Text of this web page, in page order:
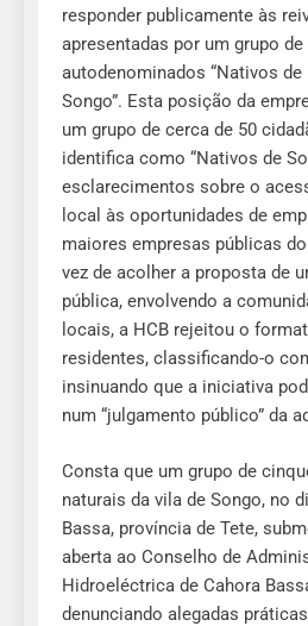
responder publicamente às
apresentadas por um grupo
autodenominados “Nativos de
Songo”. Esta posição da
um grupo de cerca de 50
identifica como “Nativos de
esclarecimentos sobre o
local às oportunidades de
maiores empresas públicas
vez de acolher a proposta de
pública, envolvendo a
locais, a HCB rejeitou o
residentes, classificando-o
insinuando que a iniciativa
num “julgamento público” da
Consta que um grupo de
naturais da vila de Songo, no
Bassa, província de Tete,
aberta ao Conselho de
Hidroeléctrica de Cahora
denunciando alegadas